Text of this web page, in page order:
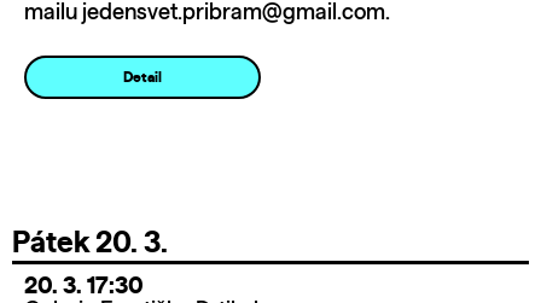
mailu jedensvet.pribram@gmail.com.
Detail
Pátek 20. 3.
20. 3. 17:30